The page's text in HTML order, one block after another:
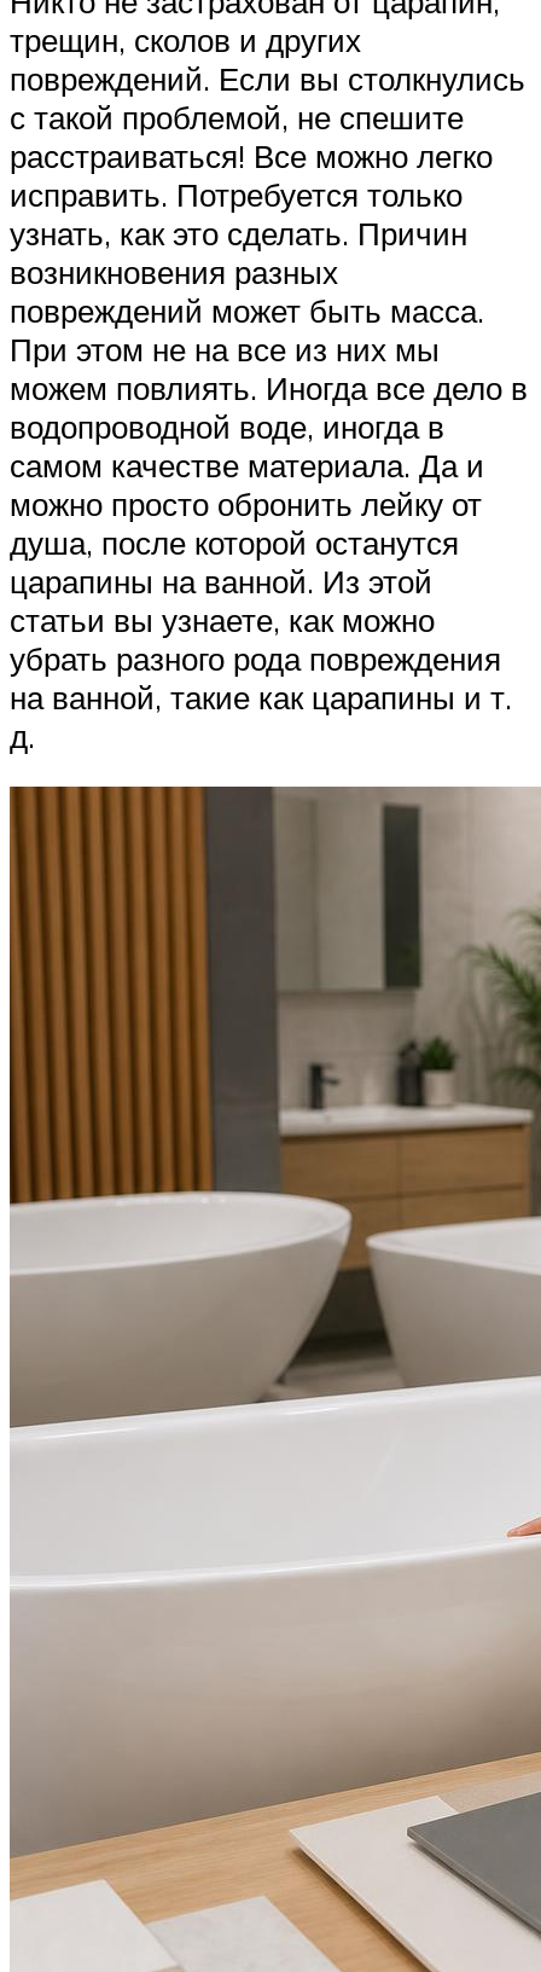
трещин, сколов и других
повреждений. Если вы столкнулись
с такой проблемой, не спешите
расстраиваться! Все можно легко
исправить. Потребуется только
узнать, как это сделать. Причин
возникновения разных
повреждений может быть масса.
При этом не на все из них мы
можем повлиять. Иногда все дело в
водопроводной воде, иногда в
самом качестве материала. Да и
можно просто обронить лейку от
душа, после которой останутся
царапины на ванной. Из этой
статьи вы узнаете, как можно
убрать разного рода повреждения
на ванной, такие как царапины и т.
д.